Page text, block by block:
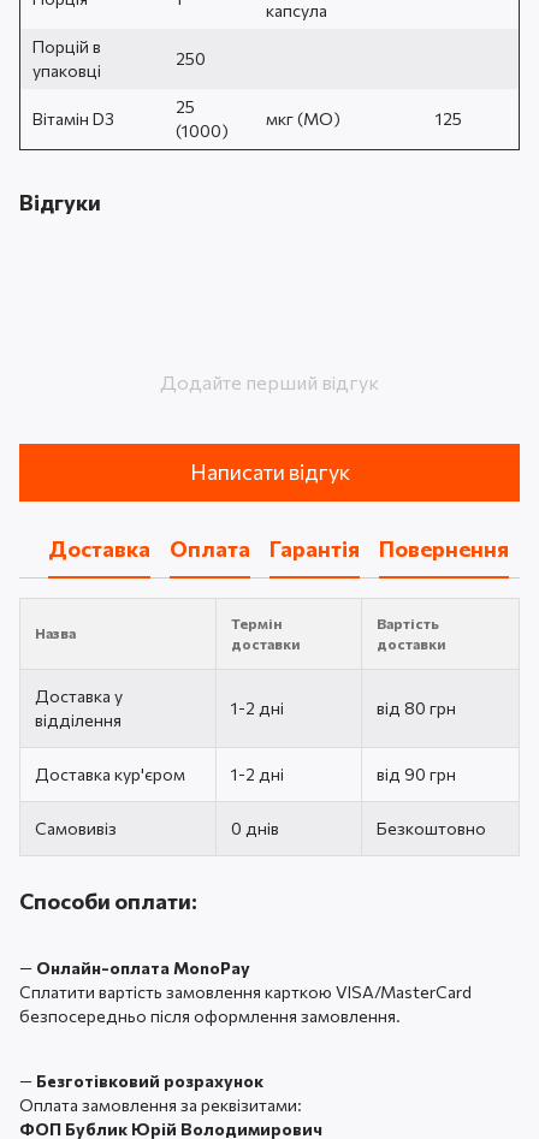
капсула
Порцій в
упаковці
250
Вітамін D3
25
(1000)
мкг (МО) 125
Відгуки
Додайте перший відгук
Написати відгук
Доставка Оплата Гарантія Повернення
Назва
Термін
доставки
Вартість
доставки
Доставка у
відділення
1-2 дні від 80 грн
Доставка кур'єром 1-2 дні від 90 грн
Самовивіз 0 днів Безкоштовно
Способи оплати:
— Онлайн-оплата MonoPay
Сплатити вартість замовлення карткою VISA/MasterCard
безпосередньо після оформлення замовлення.
— Безготівковий розрахунок
Оплата замовлення за реквізитами:
ФОП Бублик Юрій Володимирович